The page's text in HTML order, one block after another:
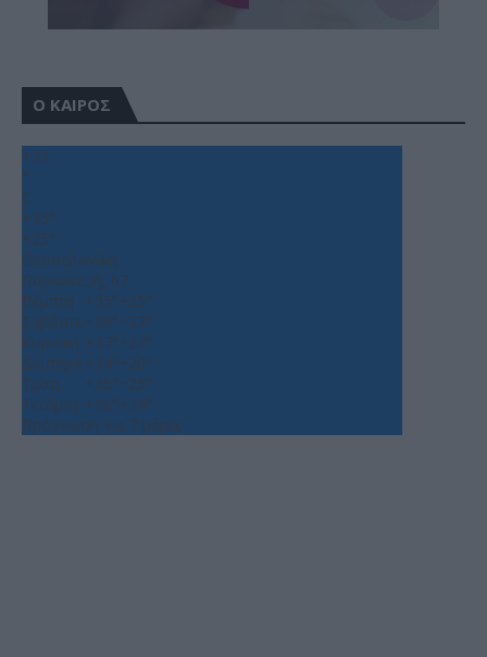
Ο ΚΑΙΡΟΣ
+33
°
C
+35°
+25°
Θεσσαλονίκη
Παρασκευή, 07
Πέμπτη
+35°+25°
Σάββατο+39°+27°
Κυριακή +37°+27°
Δευτέρα +34°+26°
Τρίτη
+35°+25°
Τετάρτη +36°+24°
Πρόγνωση για 7 μέρες